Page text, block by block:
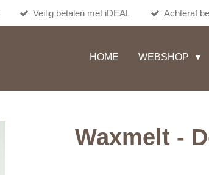
Veilig betalen met iDEAL Achteraf
HOME WEBSHOP
Waxmelt -